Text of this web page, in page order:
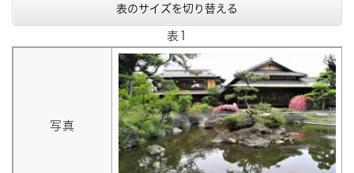
表のサイズを切り替える
写真
表1